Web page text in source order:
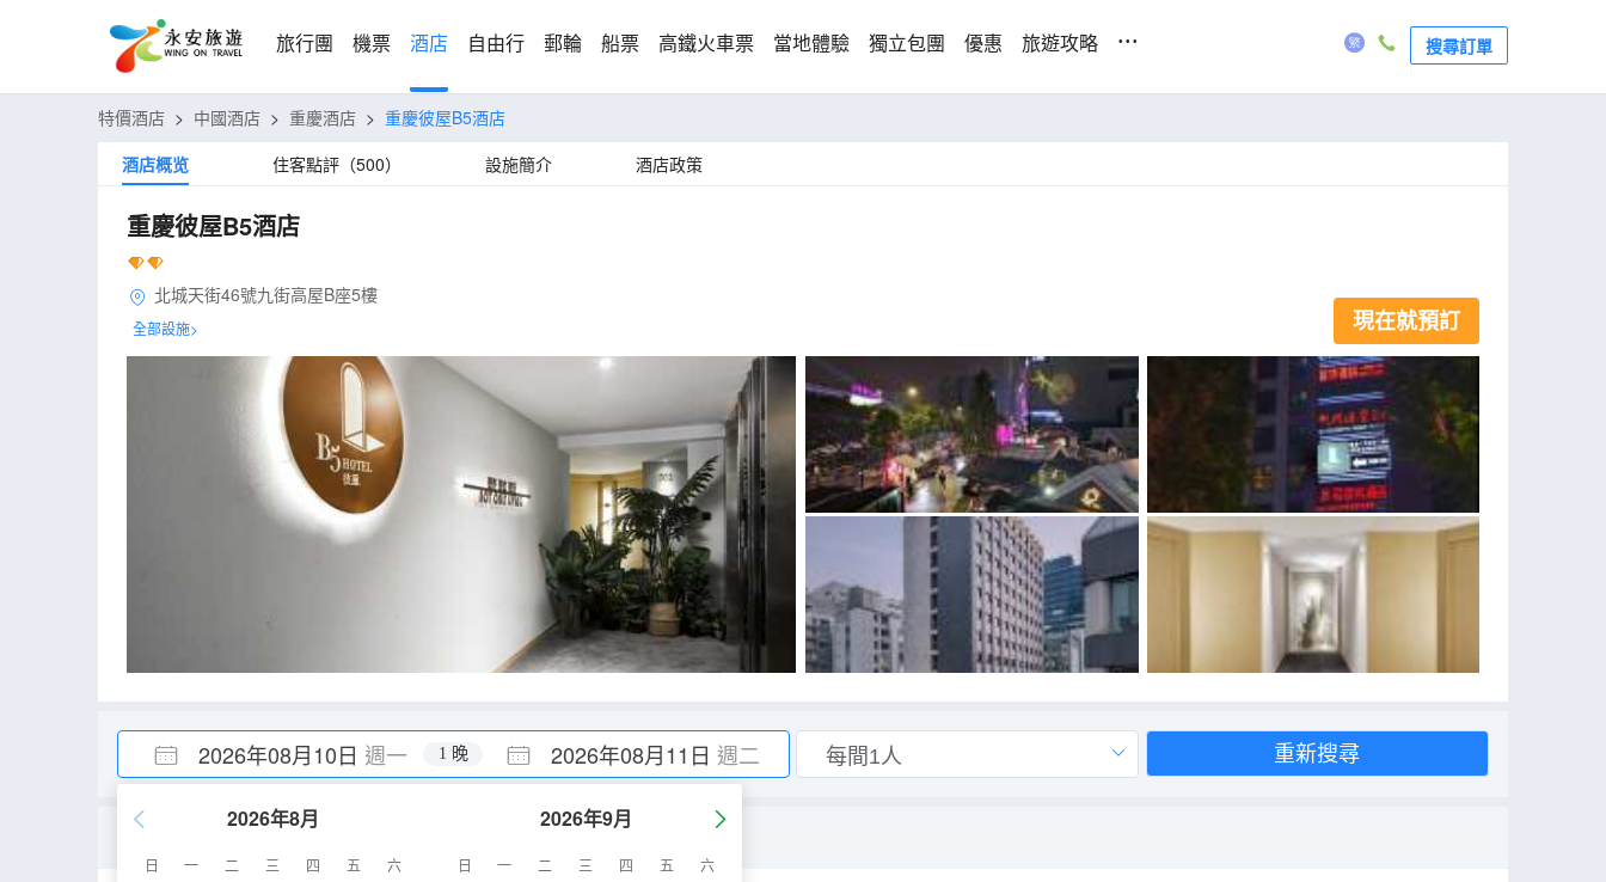
旅行團 機票 酒店 自由行 郵輪 船票 高鐵火車票 當地體驗 獨立包團 優惠 旅遊攻略 ... 搜尋訂單
特價酒店 > 中國酒店 > 重慶酒店 > 重慶彼屋B5酒店
酒店概览
住客點評（500） 設施簡介 酒店政策
重慶彼屋B5酒店
北城天街46號九街高屋B座5樓
全部設施> 現在就預訂
2026年08月10日 週一 2026年08月11日 週二
1 晚
2026年8月
日 一 二 三 四 五
六
2026年9月
日 一 二 三 四 五
六
重新搜尋